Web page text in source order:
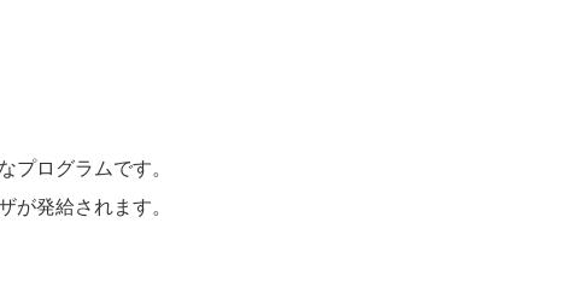
プログラムです。
が発給されます。